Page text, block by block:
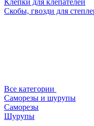
Клепки для клепателей
Скобы, гвозди для
Все категории
Саморезы и шурупы
Саморезы
Шурупы